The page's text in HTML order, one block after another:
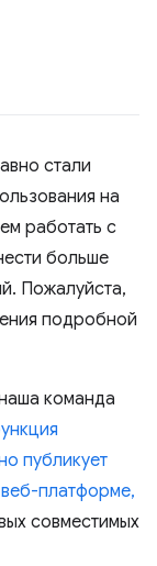
стали
на
работать с
больше
Пожалуйста,
подробной
команда
публикует
платформе,
совместимых